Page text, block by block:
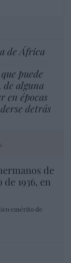
de África
puede
de alguna
en épocas
detrás
de
1936, en
emérito de